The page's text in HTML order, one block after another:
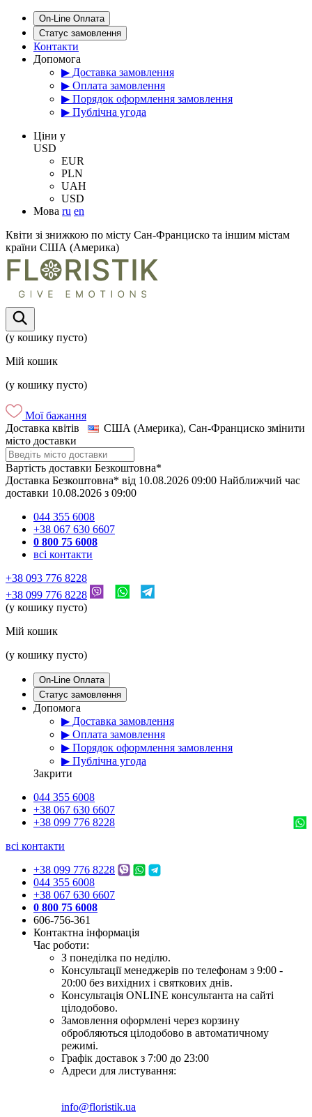
On-Line Оплата
Статус замовлення
Контакти
Допомога
▶ Доставка замовлення
▶ Оплата замовлення
▶ Порядок оформлення замовлення
▶ Публічна угода
Цiни у
USD
EUR
PLN
UAH
USD
Мова ru en
Квіти зі знижкою по місту Сан-Франциско та іншим містам
країни США (Америка)
(у кошику пусто)
Мій кошик
(у кошику пусто)
Мої бажання
Доставка квітів
США (Америка), Сан-Франциско змінити
місто доставки
Вартість доставки Безкоштовна*
Доставка Безкоштовна* від 10.08.2026 09:00 Найближчий час
доставки 10.08.2026 з 09:00
044 355 6008
+38 067 630 6607
0 800 75 6008
всі контакти
+38 093 776 8228
+38 099 776 8228
(у кошику пусто)
Мій кошик
(у кошику пусто)
On-Line Оплата
Статус замовлення
Допомога
▶ Доставка замовлення
▶ Оплата замовлення
▶ Порядок оформлення замовлення
▶ Публічна угода
Закрити
044 355 6008
+38 067 630 6607
+38 099 776 8228
всі контакти
+38 099 776 8228
044 355 6008
+38 067 630 6607
0 800 75 6008
606-756-361
Контактна інформація
Час роботи:
З понеділка по неділю.
Консультації менеджерів по телефонам з 9:00 -
20:00 без вихідних і святкових днів.
Консультація ONLINE консультанта на сайті
цілодобово.
Замовлення оформлені через корзину
обробляються цілодобово в автоматичному
режимі.
Графік доставок з 7:00 до 23:00
Адреси для листування:
info@floristik.ua